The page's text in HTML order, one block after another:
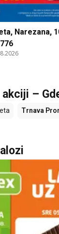
Narezana,
akciji –
Trnava